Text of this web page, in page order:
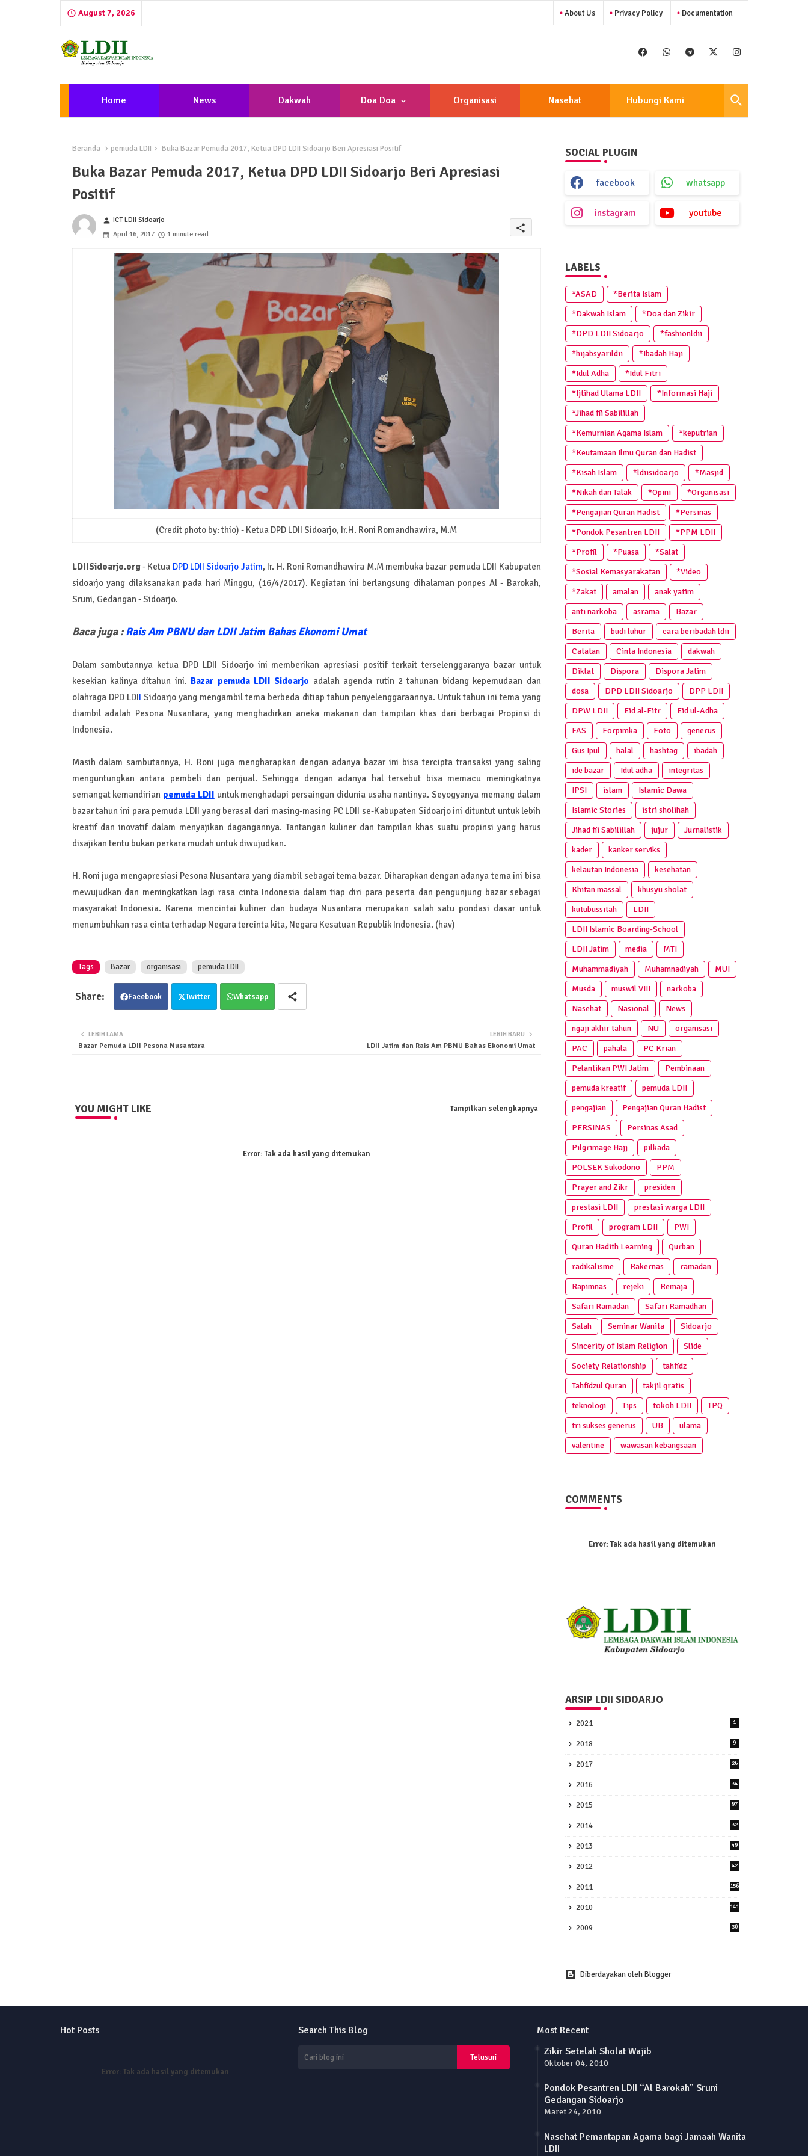
August 7, 2026 About Us Privacy Policy Documentation
Home News Dakwah Doa Doa Organisasi Nasehat Hubungi Kami
Beranda pemuda LDII Buka Bazar Pemuda 2017, Ketua DPD LDII Sidoarjo Beri Apresiasi Positif
Buka Bazar Pemuda 2017, Ketua DPD LDII Sidoarjo Beri Apresiasi
Positif
person ICT LDII Sidoarjo
April 16, 2017
1 minute read
share
(Credit photo by: thio) - Ketua DPD LDII Sidoarjo, Ir.H. Roni Romandhawira, M.M
LDIISidoarjo.org- Ketua DPD LDII Sidoarjo Jatim, Ir. H. Roni Romandhawira M.M membuka bazar pemuda LDII Kabupaten
sidoarjo yang dilaksanakan pada hari Minggu, (16/4/2017). Kegiatan ini berlangsung dihalaman ponpes Al - Barokah,
Sruni, Gedangan - Sidoarjo.
Baca juga :Rais Am PBNU dan LDII Jatim Bahas Ekonomi Umat
Dalam sambutannya ketua DPD LDII Sidoarjo ini memberikan apresiasi positif terkait terselenggaranya bazar untuk
kesekian kalinya ditahun ini. Bazar pemuda LDII Sidoarjo adalah agenda rutin 2 tahunan bidang kepemudaan dan
olahraga DPD LDII Sidoarjo yang mengambil tema berbeda ditiap tahun penyelenggaraannya. Untuk tahun ini tema yang
diambil adalah Pesona Nusantara, yang menghadirkan aneka makanan dan tampilan khas dari berbagai Propinsi di
Indonesia.
Masih dalam sambutannya, H. Roni juga mengharapkan dengan adanya bazar ini bisa tercipta transaksi yang saling
menguntungkan antara pembeli dan penjual. Sehingga dengan adanya hal tersebut bisa memacu meningkatnya
semangat kemandirian pemuda LDII untuk menghadapi persaingan didunia usaha nantinya. Seyogyanya memang dalam
bazar tahun ini para pemuda LDII yang berasal dari masing-masing PC LDII se-Kabupaten Sidoarjo ini dituntut untuk lebih
kreatif dan inovatif dalam menyajikan dagangannya. Tantangan kuliner dan tampilan khas suatu propinsi yang harus
disajikan tentu bukan perkara mudah untuk diwujudkan.
H. Roni juga mengapresiasi Pesona Nusantara yang diambil sebagai tema bazar. Diharapkan dengan adanya tema ini bisa
mewujudkan dan meningkatkan lagi rasa cinta Indonesia dalam tiap diri para peserta dan pengunjung bazar sebagai
masyarakat Indonesia. Karena mencintai kuliner dan budaya Nusantara merupakan salah satu pondasi dasar untuk
menumbuhkan rasa cinta terhadap Negara tercinta kita, Negara Kesatuan Republik Indonesia. (hav)
Tags Bazar organisasi pemuda LDII
Facebook Twitter Whatsapp
LEBIH BARU
LDII Jatim dan Rais Am PBNU Bahas Ekonomi Umat
LEBIH LAMA
Bazar Pemuda LDII Pesona Nusantara
YOU MIGHT LIKE Tampilkan selengkapnya
Error:Tak ada hasil yang ditemukan
SOCIAL PLUGIN
facebook whatsapp
instagram youtube
LABELS
*ASAD
*Berita Islam
*Dakwah Islam
*Doa dan Zikir
*DPD LDII Sidoarjo
*fashionldii
*hijabsyarildii
*Ibadah Haji
*Idul Adha
*Idul Fitri
*Ijtihad Ulama LDII
*Informasi Haji
*Jihad fii Sabilillah
*Kemurnian Agama Islam
*keputrian
*Keutamaan Ilmu Quran dan Hadist
*Kisah Islam
*ldiisidoarjo
*Masjid
*Nikah dan Talak
*Opini
*Organisasi
*Pengajian Quran Hadist
*Persinas
*Pondok Pesantren LDII
*PPM LDII
*Profil
*Puasa
*Salat
*Sosial Kemasyarakatan
*Video
*Zakat
amalan
anak yatim
anti narkoba
asrama
Bazar
Berita
budi luhur
cara beribadah ldii
Catatan
Cinta Indonesia
dakwah
Diklat
Dispora
Dispora Jatim
dosa
DPD LDII Sidoarjo
DPP LDII
DPW LDII
Eid al-Fitr
Eid ul-Adha
FAS
Forpimka Foto
generus
Gus Ipul
halal hashtag
ibadah
ide bazar
Idul adha
integritas
IPSI
islam
Islamic Dawa
Islamic Stories
istri sholihah
Jihad fii Sabilillah
jujur
Jurnalistik
kader
kanker serviks
kelautan Indonesia
kesehatan
Khitan massal
khusyu sholat
kutubussitah
LDII
LDII Islamic Boarding-School
LDII Jatim
media
MTI
Muhammadiyah
Muhamnadiyah
MUI
Musda
muswil VIII
narkoba
Nasehat
Nasional
News
ngaji akhir tahun
NU
organisasi
PAC
pahala
PC Krian
Pelantikan PWI Jatim
Pembinaan
pemuda kreatif
pemuda LDII
pengajian
Pengajian Quran Hadist
PERSINAS
Persinas Asad
Pilgrimage Hajj
pilkada
POLSEK Sukodono
PPM
Prayer and Zikr
presiden
prestasi LDII
prestasi warga LDII
Profil
program LDII
PWI
Quran Hadith Learning
Qurban
radikalisme
Rakernas
ramadan
Rapimnas
rejeki
Remaja
Safari Ramadan
Safari Ramadhan
Salah
Seminar Wanita
Sidoarjo
Sincerity of Islam Religion
Slide
Society Relationship
tahfidz
Tahfidzul Quran
takjil gratis
teknologi
Tips tokoh LDII
TPQ
tri sukses generus
UB
ulama
valentine
wawasan kebangsaan
COMMENTS
Error:Tak ada hasil yang ditemukan
ARSIP LDII SIDOARJO
2021 1
2018 9
2017 26
2016 34
2015 97
2014 32
2013 49
2012 42
2011 156
2010 141
2009 30
Diberdayakan oleh Blogger
Hot Posts
Error: Tak ada hasil yang ditemukan
Search This Blog
Most Recent
Zikir Setelah Sholat Wajib
Oktober 04, 2010
Pondok Pesantren LDII “Al Barokah” Sruni
Gedangan Sidoarjo
Maret 24, 2010
Nasehat Pemantapan Agama bagi Jamaah Wanita
LDII